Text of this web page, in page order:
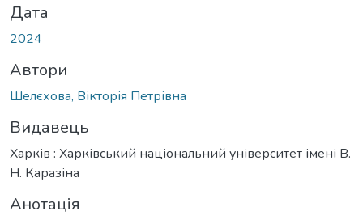
Дата
2024
Автори
Шелєхова, Вікторія Петрівна
Видавець
Харків : Харківський національний університет імені В.
Н. Каразіна
Анотація